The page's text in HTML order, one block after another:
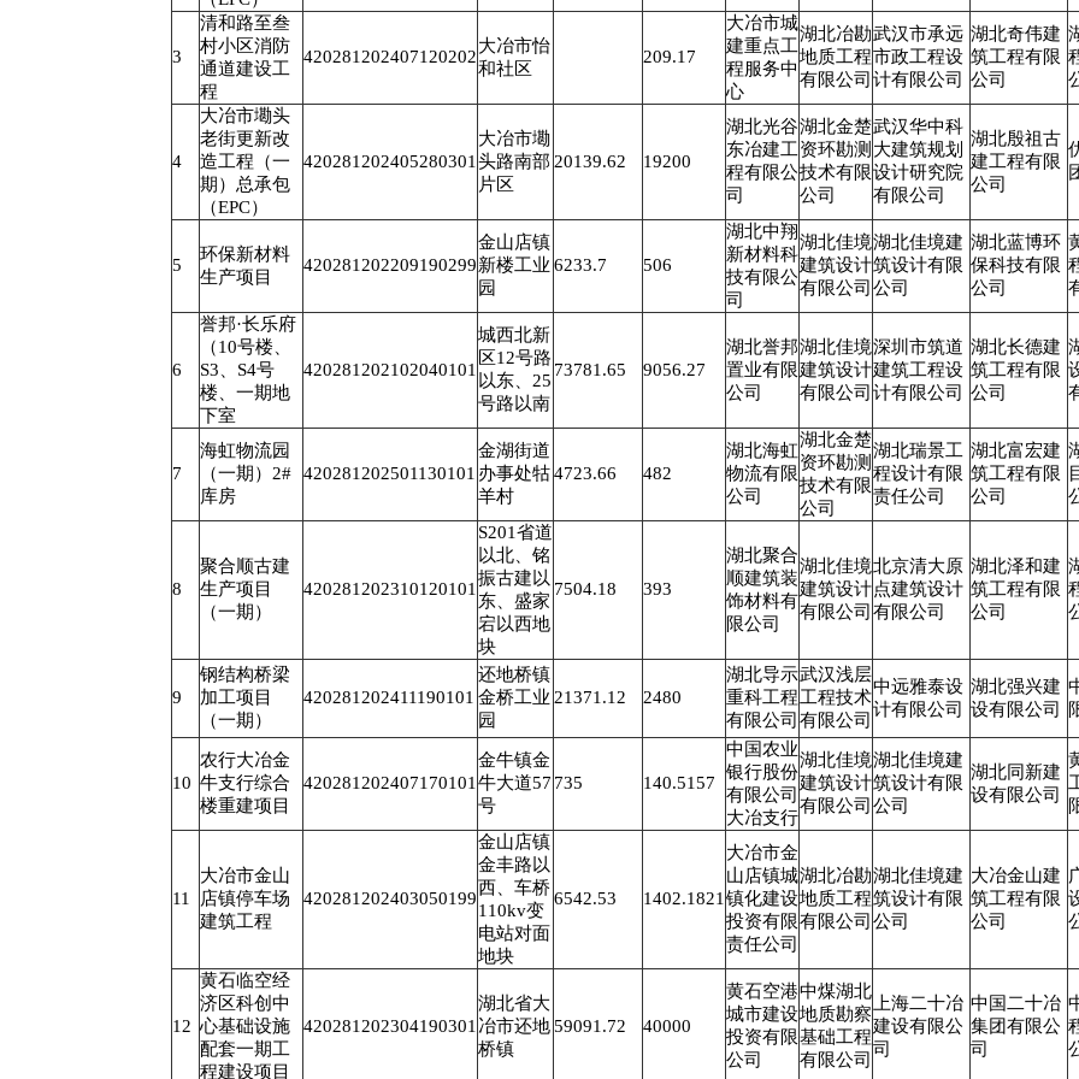
3
清和路至叁
村小区消防
通道建设工
程
420281202407120202
大冶市怡
和社区
209.17
大冶市城
建重点工
程服务中
心
湖北冶勘
地质工程
有限公司
武汉市承远
市政工程设
计有限公司
湖北奇伟建
筑工程有限
公司
4
大冶市墈头
老街更新改
造工程（一
期）总承包
（EPC）
420281202405280301
大冶市墈
头路南部
片区
20139.62 19200
湖北光谷
东冶建工
程有限公
司
湖北金楚
资环勘测
技术有限
公司
武汉华中科
大建筑规划
设计研究院
有限公司
湖北殷祖古
建工程有限
公司
5
环保新材料
生产项目
420281202209190299
金山店镇
新楼工业
园
6233.7 506
湖北中翔
新材料科
技有限公
司
湖北佳境
建筑设计
有限公司
湖北佳境建
筑设计有限
公司
湖北蓝博环
保科技有限
公司
6
誉邦·长乐府
（10号楼、
S3、S4号
楼、一期地
下室
420281202102040101
城西北新
区12号路
以东、25
号路以南
73781.65 9056.27
湖北誉邦
置业有限
公司
湖北佳境
建筑设计
有限公司
深圳市筑道
建筑工程设
计有限公司
湖北长德建
筑工程有限
公司
7
海虹物流园
（一期）2#
库房
420281202501130101
金湖街道
办事处牯
羊村
4723.66 482
湖北海虹
物流有限
公司
湖北金楚
资环勘测
技术有限
公司
湖北瑞景工
程设计有限
责任公司
湖北富宏建
筑工程有限
公司
8
聚合顺古建
生产项目
（一期）
420281202310120101
S201省道
以北、铭
振古建以
东、盛家
宕以西地
块
7504.18 393
湖北聚合
顺建筑装
饰材料有
限公司
湖北佳境
建筑设计
有限公司
北京清大原
点建筑设计
有限公司
湖北泽和建
筑工程有限
公司
9
钢结构桥梁
加工项目
（一期）
420281202411190101
还地桥镇
金桥工业
园
21371.12 2480
湖北导示
重科工程
有限公司
武汉浅层
工程技术
有限公司
中远雅泰设
计有限公司
湖北强兴建
设有限公司
10
农行大冶金
牛支行综合
楼重建项目
420281202407170101
金牛镇金
牛大道57
号
735 140.5157
中国农业
银行股份
有限公司
大冶支行
湖北佳境
建筑设计
有限公司
湖北佳境建
筑设计有限
公司
湖北同新建
设有限公司
11
大冶市金山
店镇停车场
建筑工程
420281202403050199
金山店镇
金丰路以
西、车桥
110kv变
电站对面
地块
6542.53 1402.1821
大冶市金
山店镇城
镇化建设
投资有限
责任公司
湖北冶勘
地质工程
有限公司
湖北佳境建
筑设计有限
公司
大冶金山建
筑工程有限
公司
12
黄石临空经
济区科创中
心基础设施
配套一期工
程建设项目
420281202304190301
湖北省大
冶市还地
桥镇
59091.72 40000
黄石空港
城市建设
投资有限
公司
中煤湖北
地质勘察
基础工程
有限公司
上海二十冶
建设有限公
司
中国二十冶
集团有限公
司